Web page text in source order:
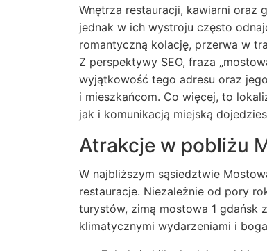
Wnętrza restauracji, kawiarni oraz
jednak w ich wystroju często
romantyczną kolację, przerwa w
Z perspektywy SEO, fraza
wyjątkowość tego adresu oraz
i mieszkańcom. Co więcej, to
jak i komunikacją miejską
Atrakcje w pobliżu
W najbliższym sąsiedztwie
restauracje. Niezależnie od pory
turystów, zimą mostowa 1 gdańsk
klimatycznymi wydarzeniami i